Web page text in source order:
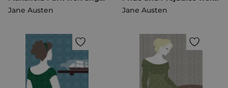
Jane Austen
Jane Austen